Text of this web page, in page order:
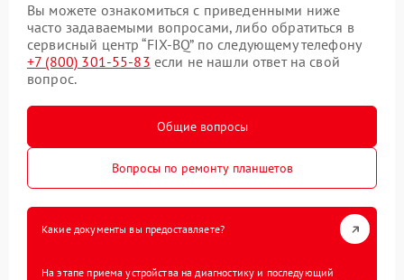
Вы можете ознакомиться с приведенными ниже
часто задаваемыми вопросами, либо обратиться в
сервисный центр “FIX-BQ” по следующему телефону
+7 (800) 301-55-83 если не нашли ответ на свой
вопрос.
Общие вопросы
Вопросы по ремонту планшетов
Какие документы вы предоставляете?
На этапе приема устройства на диагностику и последующий